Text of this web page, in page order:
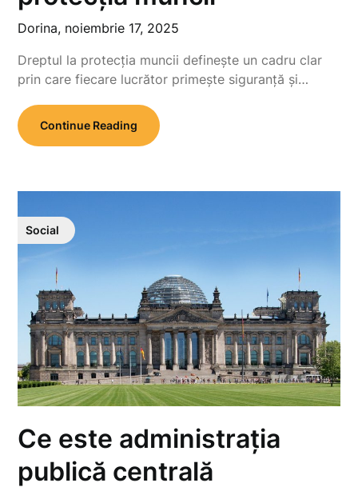
Dorina, noiembrie 17, 2025
Dreptul la protecția muncii definește un cadru clar
prin care fiecare lucrător primește siguranță și…
Continue Reading
Social
Ce este administrația
publică centrală